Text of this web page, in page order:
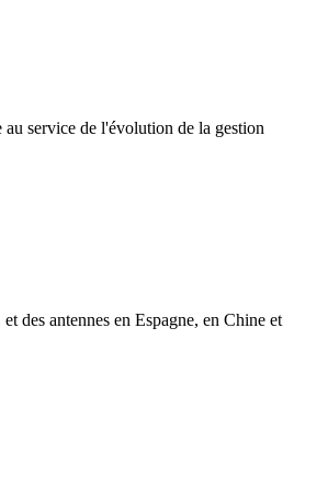
au service de l'évolution de la gestion
des antennes en Espagne, en Chine et